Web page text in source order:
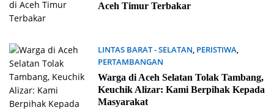
Aceh Timur Terbakar
LINTAS BARAT - SELATAN, PERISTIWA,
PERTAMBANGAN
1 Agustus 2026 21:32 WIB
Warga di Aceh Selatan Tolak Tambang,
Keuchik Alizar: Kami Berpihak Kepada
Masyarakat